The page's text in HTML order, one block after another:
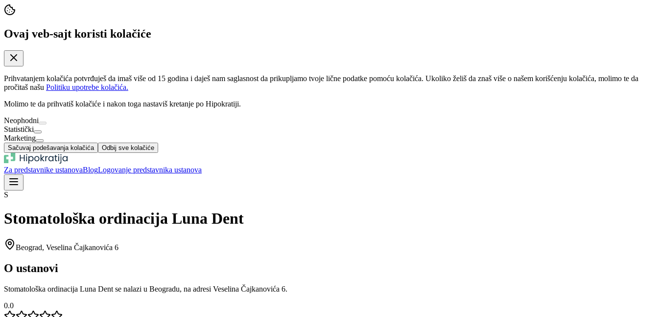
Ovaj veb-sajt koristi kolačiće
Prihvatanjem kolačića potvrđuješ da imaš više od 15 godina i daješ nam saglasnost da prikupljamo tvoje lične podatke pomoću kolačića. Ukoliko želiš da znaš više o našem korišćenju kolačića, molimo te da
pročitaš našu Politiku upotrebe kolačića.
Molimo te da prihvatiš kolačiće i nakon toga nastaviš kretanje po Hipokratiji.
Neophodni
Statistički
Marketing
Sačuvaj podešavanja kolačića Odbij sve kolačiće
Za predstavnike ustanovaBlogLogovanje predstavnika ustanova
S
Stomatološka ordinacija Luna Dent
Beograd, Veselina Čajkanovića 6
O ustanovi
Stomatološka ordinacija Luna Dent se nalazi u Beogradu, na adresi Veselina Čajkanovića 6.
0.0